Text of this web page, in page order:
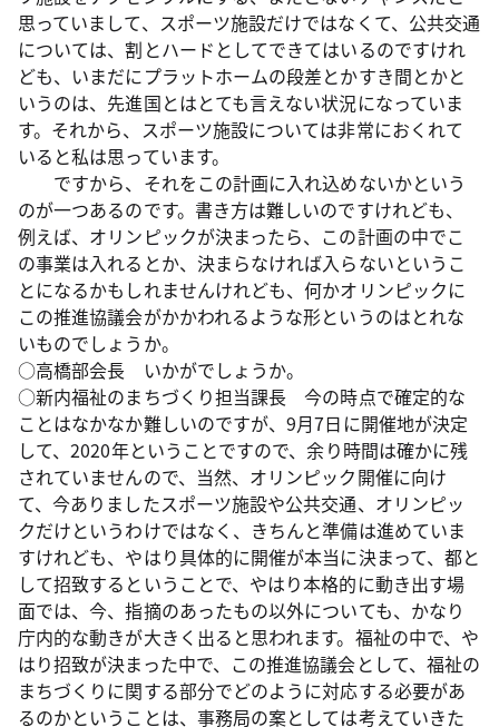
思っていまして、スポーツ施設だけではなくて、公共交通
については、割とハードとしてできてはいるのですけれ
ども、いまだにプラットホームの段差とかすき間とかと
いうのは、先進国とはとても言えない状況になっていま
す。それから、スポーツ施設については非常におくれて
いると私は思っています。
ですから、それをこの計画に入れ込めないかという
のが一つあるのです。書き方は難しいのですけれども、
例えば、オリンピックが決まったら、この計画の中でこ
の事業は入れるとか、決まらなければ入らないというこ
とになるかもしれませんけれども、何かオリンピックに
この推進協議会がかかわれるような形というのはとれな
いものでしょうか。
○高橋部会長 いかがでしょうか。
○新内福祉のまちづくり担当課長 今の時点で確定的な
ことはなかなか難しいのですが、9月7日に開催地が決定
して、2020年ということですので、余り時間は確かに残
されていませんので、当然、オリンピック開催に向け
て、今ありましたスポーツ施設や公共交通、オリンピッ
クだけというわけではなく、きちんと準備は進めていま
すけれども、やはり具体的に開催が本当に決まって、都と
して招致するということで、やはり本格的に動き出す場
面では、今、指摘のあったもの以外についても、かなり
庁内的な動きが大きく出ると思われます。福祉の中で、や
はり招致が決まった中で、この推進協議会として、福祉の
まちづくりに関する部分でどのように対応する必要があ
るのかということは、事務局の案としては考えていきた